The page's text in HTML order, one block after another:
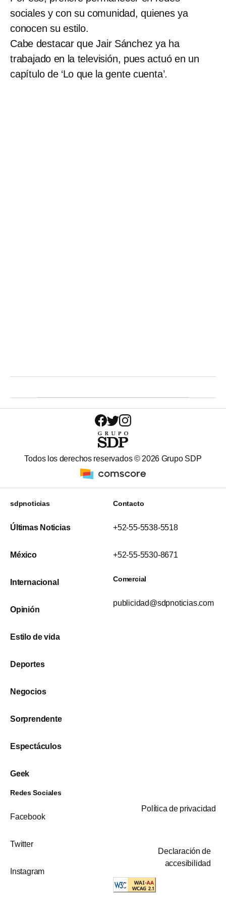
sociales y con su comunidad, quienes ya
conocen su estilo.
Cabe destacar que Jair Sánchez ya ha
trabajado en la televisión, pues actuó en un
capítulo de ‘Lo que la gente cuenta’.
Todos los derechos reservados © 2026 Grupo SDP
sdpnoticias
Últimas Noticias
México
Internacional
Opinión
Estilo de vida
Deportes
Negocios
Sorprendente
Espectáculos
Geek
Contacto
+52-55-5538-5518
+52-55-5530-8671
Comercial
publicidad@sdpnoticias.com
Redes Sociales
Facebook
Twitter
Instagram
Política de privacidad
Declaración de
accesibilidad